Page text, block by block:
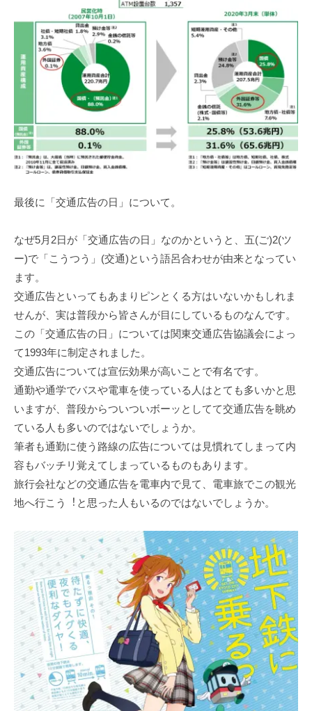
最後に「交通広告の日」について。
なぜ5⽉2⽇が「交通広告の⽇」なのかというと、五(ご)2(ツ
ー)で「こうつう」(交通)という語呂合わせが由来となってい
ます。
交通広告といってもあまりピンとくる⽅はいないかもしれま
せんが、実は普段から皆さんが⽬にしているものなんです。
この「交通広告の⽇」については関東交通広告協議会によっ
て1993年に制定されました。
交通広告については宣伝効果が⾼いことで有名です。
通勤や通学でバスや電⾞を使っている⼈はとても多いかと思
いますが、普段からついついボーッとしてて交通広告を眺め
ている⼈も多いのではないでしょうか。
筆者も通勤に使う路線の広告については⾒慣れてしまって内
容もバッチリ覚えてしまっているものもあります。
旅⾏会社などの交通広告を電⾞内で⾒て、電⾞旅でこの観光
地へ⾏こう︕と思った⼈もいるのではないでしょうか。